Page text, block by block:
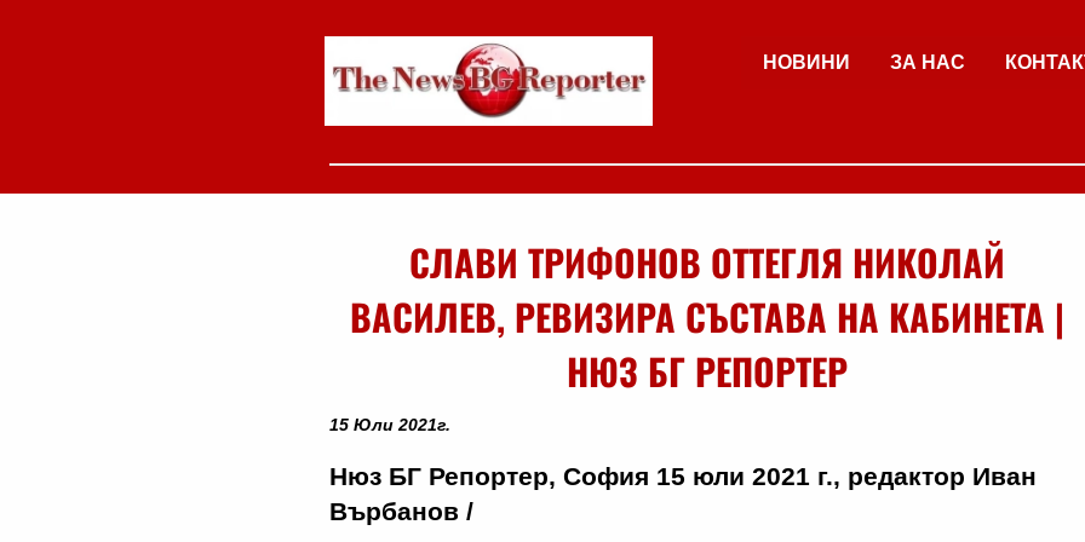
НОВИНИ ЗА НАС
СЛАВИ ТРИФОНОВ ОТТЕГЛЯ НИКОЛАЙ
ВАСИЛЕВ, РЕВИЗИРА СЪСТАВА НА КАБИНЕТА |
НЮЗ БГ РЕПОРТЕР
15 Юли 2021г.
Нюз БГ Репортер, София 15 юли 2021 г., редактор Иван
Върбанов /